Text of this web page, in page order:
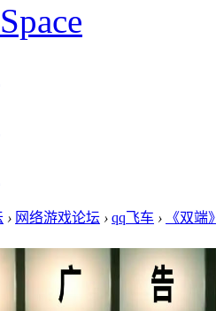
Space
› 网络游戏论坛 › qq飞车 ›
《双